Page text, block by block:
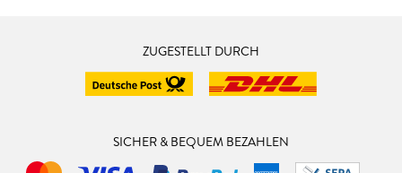
ZUGESTELLT DURCH
SICHER & BEQUEM BEZAHLEN